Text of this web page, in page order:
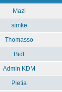
Mazi
simke
Thomasso
Bidl
Admin KDM
Pietia